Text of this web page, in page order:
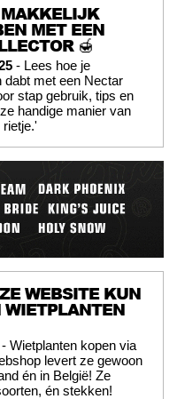
MET EEN
🍯
- Lees hoe je
met een Nectar
stap gebruik, tips en
handige manier van
WEBSITE KUN
WIETPLANTEN
- Wietplanten kopen via
levert ze gewoon
én in België! Ze
én stekken!